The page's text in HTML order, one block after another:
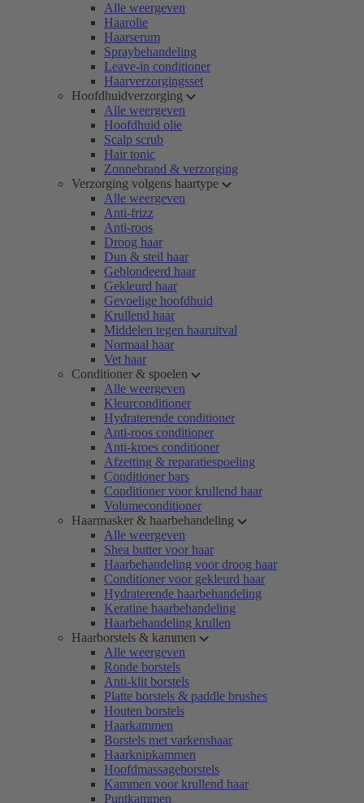
Alle weergeven
Haarolie
Haarserum
Spraybehandeling
Leave-in conditioner
Haarverzorgingsset
Hoofdhuidverzorging
Alle weergeven
Hoofdhuid olie
Scalp scrub
Hair tonic
Zonnebrand & verzorging
Verzorging volgens haartype
Alle weergeven
Anti-frizz
Anti-roos
Droog haar
Dun & steil haar
Geblondeerd haar
Gekleurd haar
Gevoelige hoofdhuid
Krullend haar
Middelen tegen haaruitval
Normaal haar
Vet haar
Conditioner & spoelen
Alle weergeven
Kleurconditioner
Hydraterende conditioner
Anti-roos conditioner
Anti-kroes conditioner
Afzetting & reparatiespoeling
Conditioner bars
Conditioner voor krullend haar
Volumeconditioner
Haarmasker & haarbehandeling
Alle weergeven
Shea butter voor haar
Haarbehandeling voor droog haar
Conditioner voor gekleurd haar
Hydraterende haarbehandeling
Keratine haarbehandeling
Haarbehandeling krullen
Haarborstels & kammen
Alle weergeven
Ronde borstels
Anti-klit borstels
Platte borstels & paddle brushes
Houten borstels
Haarkammen
Borstels met varkenshaar
Haarknipkammen
Hoofdmassageborstels
Kammen voor krullend haar
Puntkammen